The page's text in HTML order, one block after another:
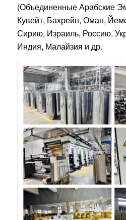
(Объединенные Арабские
Кувейт, Бахрейн, Оман,
Сирию, Израиль, Россию,
Индия, Малайзия и др.